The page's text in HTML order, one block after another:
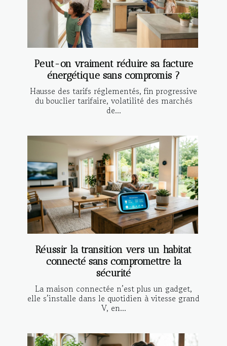
Peut-on vraiment réduire sa facture
énergétique sans compromis ?
Hausse des tarifs réglementés, fin progressive
du bouclier tarifaire, volatilité des marchés
de...
Réussir la transition vers un habitat
connecté sans compromettre la
sécurité
La maison connectée n’est plus un gadget,
elle s’installe dans le quotidien à vitesse grand
V, en...